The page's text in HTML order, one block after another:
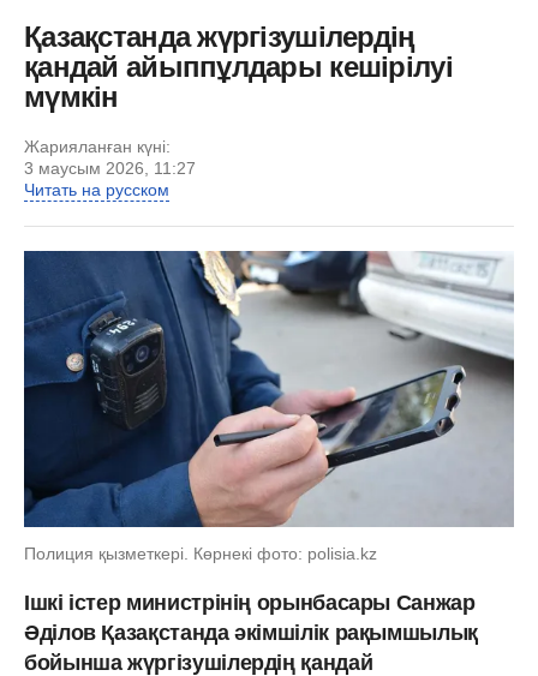
Қазақстанда жүргізушілердің
қандай айыппұлдары кешірілуі
мүмкін
Жарияланған күні:
3 маусым 2026, 11:27
Читать на русском
Полиция қызметкері. Көрнекі фото: polisia.kz
Ішкі істер министрінің орынбасары Санжар
Әділов Қазақстанда әкімшілік рақымшылық
бойынша жүргізушілердің қандай